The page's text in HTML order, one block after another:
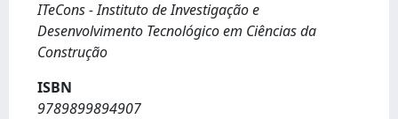
ITeCons - Instituto de Investigação e
Desenvolvimento Tecnológico em Ciências da
Construção
ISBN
9789899894907